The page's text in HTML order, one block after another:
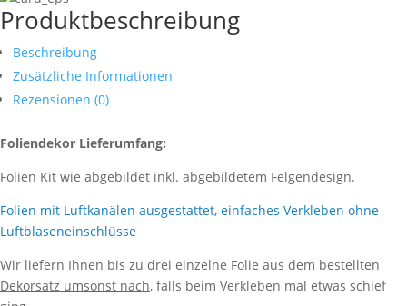
Produktbeschreibung
Beschreibung
Zusätzliche Informationen
Rezensionen (0)
Foliendekor Lieferumfang:
Folien Kit wie abgebildet inkl. abgebildetem Felgendesign.
Folien mit Luftkanälen ausgestattet, einfaches Verkleben ohne
Luftblaseneinschlüsse
Wir liefern Ihnen bis zu drei einzelne Folie aus dem bestellten
Dekorsatz umsonst nach, falls beim Verkleben mal etwas schief